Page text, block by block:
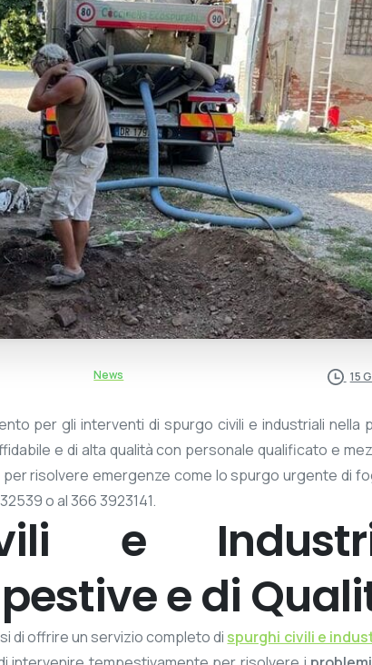
News 15
per gli interventi di spurgo civili e industriali nella
e di alta qualità con personale qualificato e
risolvere emergenze come lo spurgo urgente di
o al 366 3923141.
e
e di
di offrire un servizio completo di spurghi civili e